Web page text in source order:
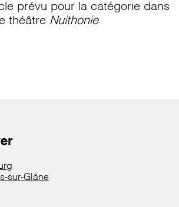
prévu pour la catégorie dans
le théâtre Nuithonie
sur-Glâne